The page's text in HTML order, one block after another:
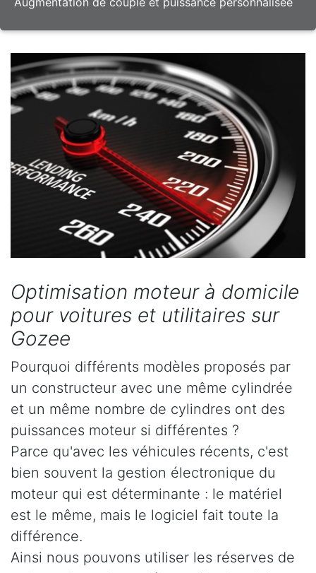
Optimisation moteur à domicile
pour voitures et utilitaires sur
Gozee
Pourquoi différents modèles proposés par
un constructeur avec une même cylindrée
et un même nombre de cylindres ont des
puissances moteur si différentes ?
Parce qu'avec les véhicules récents, c'est
bien souvent la gestion électronique du
moteur qui est déterminante : le matériel
est le même, mais le logiciel fait toute la
différence.
Ainsi nous pouvons utiliser les réserves de